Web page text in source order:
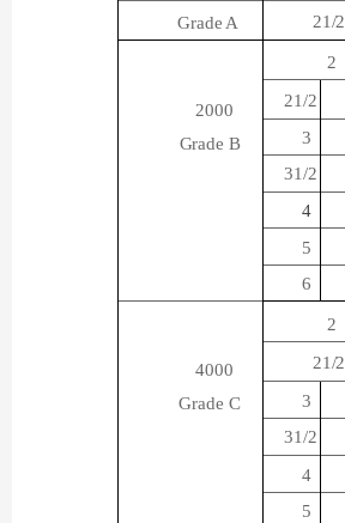
Grade A 21/2
2000
Grade B
2
21/2
3
31/2
4
5
6
4000
Grade C
2
21/2
3
31/2
4
5